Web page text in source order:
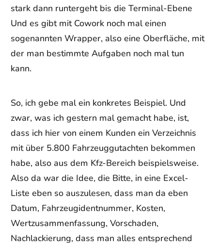
stark dann runtergeht bis die Terminal-Ebene
Und es gibt mit Cowork noch mal einen
sogenannten Wrapper, also eine Oberfläche, mit
der man bestimmte Aufgaben noch mal tun
kann.
So, ich gebe mal ein konkretes Beispiel. Und
zwar, was ich gestern mal gemacht habe, ist,
dass ich hier von einem Kunden ein Verzeichnis
mit über 5.800 Fahrzeuggutachten bekommen
habe, also aus dem Kfz-Bereich beispielsweise.
Also da war die Idee, die Bitte, in eine Excel-
Liste eben so auszulesen, dass man da eben
Datum, Fahrzeugidentnummer, Kosten,
Wertzusammenfassung, Vorschaden,
Nachlackierung, dass man alles entsprechend